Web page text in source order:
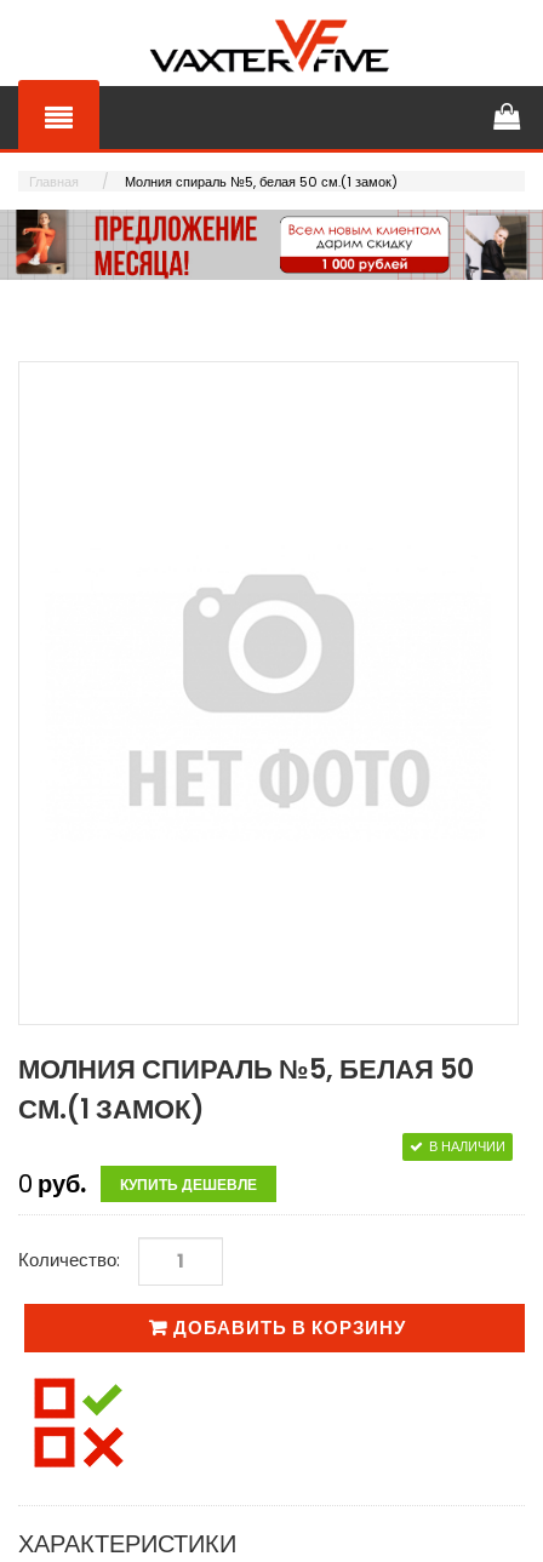
Главная Молния спираль №5, белая 50 см.(1 замок)
МОЛНИЯ СПИРАЛЬ №5, БЕЛАЯ 50
СМ.(1 ЗАМОК)
0 руб. КУПИТЬ ДЕШЕВЛЕ
В НАЛИЧИИ
Количество:
ДОБАВИТЬ В КОРЗИНУ
ХАРАКТЕРИСТИКИ